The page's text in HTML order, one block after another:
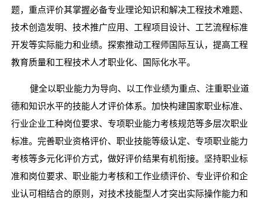
题，重点评价其掌握必备专业理论知识和解决工程技术难题、
技术创造发明、技术推广应用、工程项目设计、工艺流程标准
开发等实际能力和业绩。探索推动工程师国际互认，提高工程
教育质量和工程技术人才职业化、国际化水平。
健全以职业能力为导向、以工作业绩为重点、注重职业道
德和知识水平的技能人才评价体系。加快构建国家职业标准、
行业企业工种岗位要求、专项职业能力考核规范等多层次职业
标准。完善职业资格评价、职业技能等级认定、专项职业能力
考核等多元化评价方式，做好评价结果有机衔接。坚持职业标
准和岗位要求、职业能力考核和工作业绩评价、专业评价和企
业认可相结合的原则，对技术技能型人才突出实际操作能力和